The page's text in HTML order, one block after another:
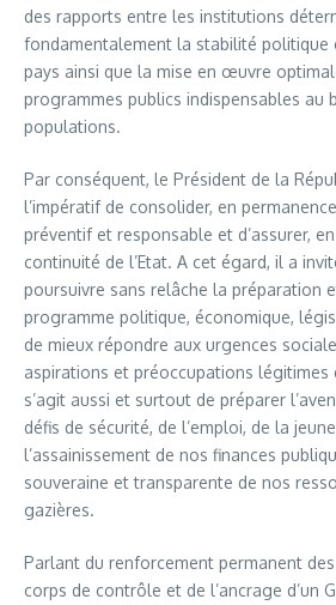
des rapports entre les institutions
fondamentalement la stabilité politique
pays ainsi que la mise en œuvre
programmes publics indispensables au
populations.
Par conséquent, le Président de la
l’impératif de consolider, en
préventif et responsable et d’assurer,
continuité de l’Etat. A cet égard, il a
poursuivre sans relâche la préparation
programme politique, économique,
de mieux répondre aux urgences
aspirations et préoccupations légitimes
s’agit aussi et surtout de préparer
défis de sécurité, de l’emploi, de la
l’assainissement de nos finances
souveraine et transparente de nos
gazières.
Parlant du renforcement permanent
corps de contrôle et de l’ancrage d’un